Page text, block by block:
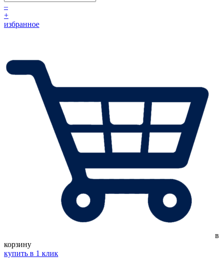
–
+
избранное
в
корзину
купить в 1 клик